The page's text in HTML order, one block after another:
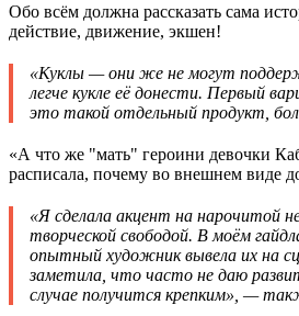
Обо всём должна рассказать сама
действие, движение, экшен!
«Куклы — они же не могут
легче кукле её донести. Первый
это такой отдельный продукт,
«А что же "мать" героини девочки
расписала, почему во внешнем виде
«Я сделала акцент на нарочитой
творческой свободой. В моём
опытный художник вывела их на
заметила, что часто не даю
случае получится крепким», —